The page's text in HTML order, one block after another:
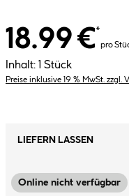
18.99 €*
pro
Inhalt: 1 Stück
Preise inklusive 19 % MwSt. zzgl.
LIEFERN LASSEN
Online nicht verfügbar